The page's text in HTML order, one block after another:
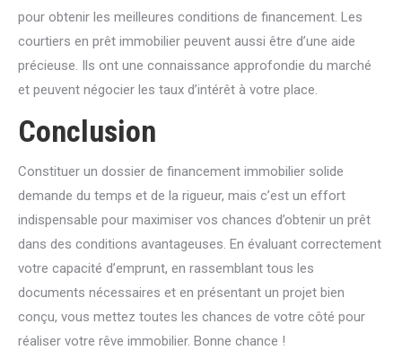
pour obtenir les meilleures conditions de financement. Les
courtiers en prêt immobilier peuvent aussi être d’une aide
précieuse. Ils ont une connaissance approfondie du marché
et peuvent négocier les taux d’intérêt à votre place.
Conclusion
Constituer un dossier de financement immobilier solide
demande du temps et de la rigueur, mais c’est un effort
indispensable pour maximiser vos chances d’obtenir un prêt
dans des conditions avantageuses. En évaluant correctement
votre capacité d’emprunt, en rassemblant tous les
documents nécessaires et en présentant un projet bien
conçu, vous mettez toutes les chances de votre côté pour
réaliser votre rêve immobilier. Bonne chance !